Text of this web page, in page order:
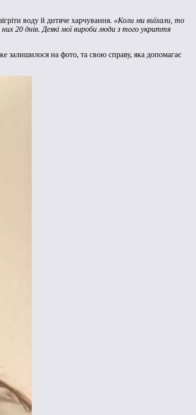
воду й дитяче харчування. «Коли ми виїхали, то
20 днів. Деякі мої вироби люди з того укриття
залишилося на фото, та свою справу, яка допомагає